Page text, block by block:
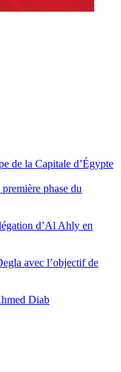
de la Capitale d’Égypte
phase du
d’Al Ahly en
avec l’objectif de
Diab